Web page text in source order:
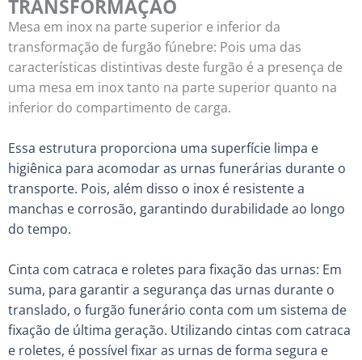
TRANSFORMAÇÃO
Mesa em inox na parte superior e inferior da
transformação de furgão fúnebre: Pois uma das
características distintivas deste furgão é a presença de
uma mesa em inox tanto na parte superior quanto na
inferior do compartimento de carga.
Essa estrutura proporciona uma superfície limpa e
higiênica para acomodar as urnas funerárias durante o
transporte. Pois, além disso o inox é resistente a
manchas e corrosão, garantindo durabilidade ao longo
do tempo.
Cinta com catraca e roletes para fixação das urnas: Em
suma, para garantir a segurança das urnas durante o
translado, o furgão funerário conta com um sistema de
fixação de última geração. Utilizando cintas com catraca
e roletes, é possível fixar as urnas de forma segura e